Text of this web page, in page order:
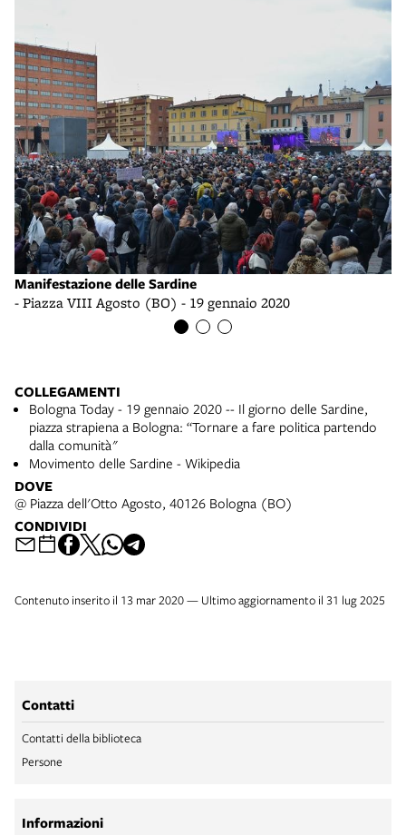
Manifestazione delle Sardine
- Piazza VIII Agosto (BO) - 19 gennaio 2020
COLLEGAMENTI
Bologna Today - 19 gennaio 2020 -- Il giorno delle Sardine,
piazza strapiena a Bologna: “Tornare a fare politica partendo
dalla comunità"
Movimento delle Sardine - Wikipedia
DOVE
@ Piazza dell'Otto Agosto, 40126 Bologna (BO)
CONDIVIDI
Contenuto inserito il 13 mar 2020 — Ultimo aggiornamento il 31 lug 2025
Contatti
Contatti della biblioteca
Persone
Informazioni